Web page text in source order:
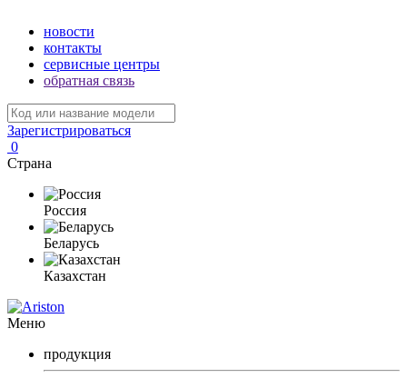
новости
контакты
сервисные центры
обратная связь
Зарегистрироваться
0
Страна
Россия
Беларусь
Казахстан
Меню
продукция